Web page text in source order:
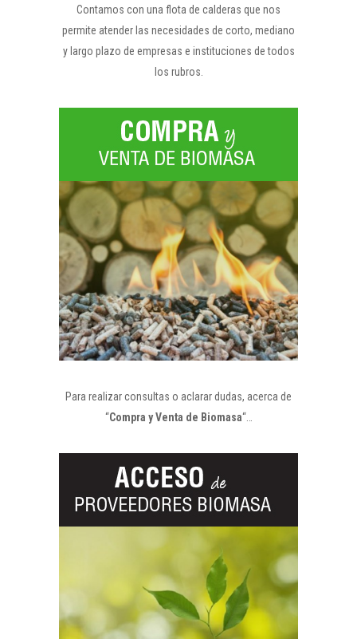
Contamos con una flota de calderas que nos
permite atender las necesidades de corto, mediano
y largo plazo de empresas e instituciones de todos
los rubros.
Para realizar consultas o aclarar dudas, acerca de
“Compra y Venta de Biomasa“…